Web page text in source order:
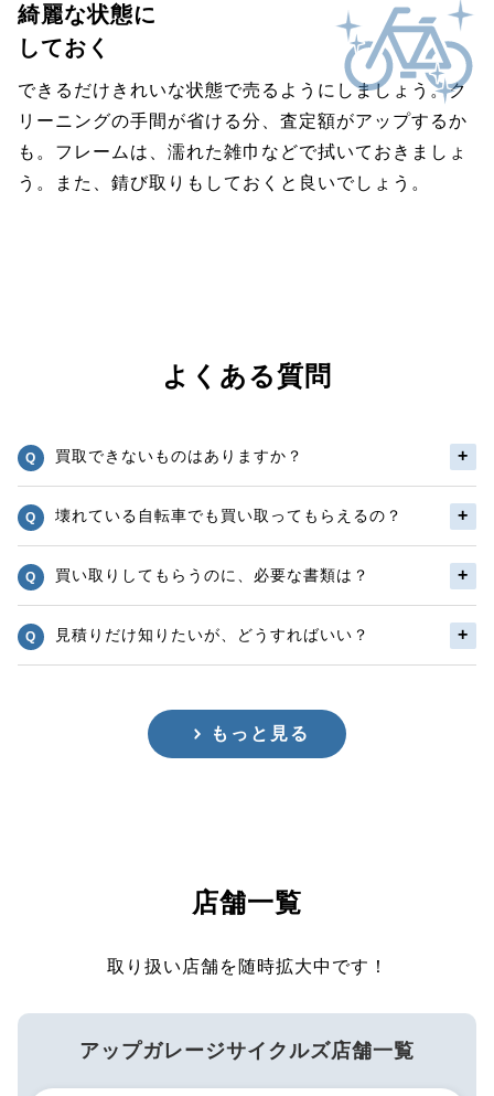
綺麗な状態に
しておく
できるだけきれいな状態で売るようにしましょう。ク
リーニングの手間が省ける分、査定額がアップするか
も。フレームは、濡れた雑巾などで拭いておきましょ
う。また、錆び取りもしておくと良いでしょう。
よくある質問
買取できないものはありますか？
壊れている自転車でも買い取ってもらえるの？
買い取りしてもらうのに、必要な書類は？
見積りだけ知りたいが、どうすればいい？
もっと見る
店舗一覧
取り扱い店舗を随時拡大中です！
アップガレージサイクルズ店舗一覧